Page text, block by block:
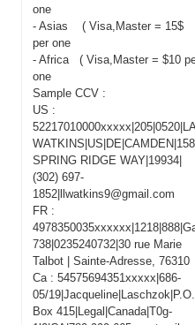
one
- Asias ( Visa,Master = 15$
per one
- Africa ( Visa,Master = $10
one
Sample CCV :
US :
WATKINS|US|DE|CAMDEN|158
SPRING RIDGE WAY|19934|
(302) 697-
1852|llwatkins9@gmail.com
FR :
738|0235240732|30 rue Marie
Talbot | Sainte-Adresse, 76310
Ca : 54575694351xxxxx|686-
05/19|Jacqueline|Laschzok|P.O.
Box 415|Legal|Canada|T0g-